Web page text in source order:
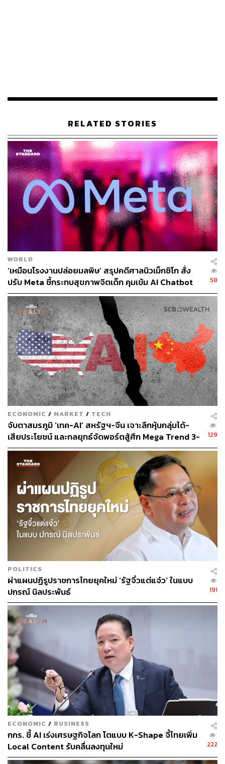
ว่าการเกิดขึ้น​ของ​ปัญญาประดิษฐ์​ และความก้าวหน้าของ​
เชิง​ อีกทั้งยังคาดว่าปี 2040 จะเกิดปรากฏการณ์ที่เรียกว่า​
‘Singularity’ อันเป็นจุดพลิก​ประวัติศาสตร์ของมนุษยชาติ
เพราะปัญญาประดิษฐ์จะเก่งกว่ามนุษย์​
3. กระแส​ค​วามเป็นใหญ่ของ​เงิน​ทุ​น (Financialization)​
ยุคปัจจุบันเทคโนโลยีเป็นแกนกลางการขับเคลื่อนของ
เศรษฐกิจและสังคม เครือข่ายอินเทอร์เน็ต กลายเป็นปัจจัยพื้น
ฐานของคนสมัยใหม่ไปเรียบร้อยแล้ว เรากำลังจะเข้าไปสู่ยุค
ของ IoT: Internet of Things ที่ทุกอยากจะถูกเชื่อมต่อเข้ากับ
ระบบกลางที่เรียกว่า ​Cloud
คนส่วนใหญ่จะไม่รู้เลยว่าเทคโนโลยีในโลกสมัยใหม่ทำงาน
ยังไง เทคโนโลยีจะ​กลายเป็นเหมือนพระเจ้าองค์ใหม่ที่คน
บูชาและ​ต้อง​พึ่ง​พิง​ ยุคนี้ที่จะถูกขับเคลื่อนด้วยเทคโนโลยีหลัก
3 ตัว ได้แก่
ปัญญาประดิษฐ์ (AI)
เทคโนโลยีวัสดุนาโน (Nanotechnology)
เทคโนโลยีชีวภาพ (Biotechnology)
โดยคนจะมีอายุมากขึ้น เก่งขึ้น ด้วยการใช้เทคโนโลยีมาช่วย
ระบบคอมพิวเตอร์จะถูกฝัง​อยู่ในวัสดุอุปกรณ์เกือบทุกอย่าง​ใน
ชีวิตประจำวันของ​พวกเรา ​โดย Financialization หรือ ‘เงิน’
จะเข้ามามีบทบาทมากขึ้นในโลกสมัยใหม่
การคิดค้นเงินเคยเป็นตัวเปลี่ยน​อารยธรรมของมนุษย์​ โลกาภิ
วัตน์​และเทคโนโลยีทางการเงิน​ ทำให้เงินกลับมาเป็น​ตัวขับ
เคลื่อนโลกในด้านต่างๆ อย่าง​มากมาย​ เมื่อก่อน​เราต้อง​
ทำงาน​เพื่อแลกเงิน​ แต่ตอนนี้​เงินสามารถสร้าง​เงิน​ได้โดยไม่
ต้อง​สร้าง​มูลค่าจริง​ทางเศรษฐกิจเลย​ แถมยัง​เคลื่อนย้ายได้
อย่างรวดเร็ว ซึ่งเงินจะค่อยๆ พัฒนารูปแบบเป็นดิจิทัลมากขึ้น
และคนรวยคนจนจะยิ่ง​มีช่องว่างมากขึ้น​
3 กระแสหลักของโลกที่ได้กล่าวมาข้างต้นได้สร้าง
ปรากฏการณ์ทางเศรษฐกิจและสังคมในโลกสมัยใหม่​ที่เรียก
V: volatility = ความผันผวน รวดเร็วรุนแรง
U: uncertainty = ความไม่แน่นอน คาดเดาไม่ได้
C: complexity = ความซับซ้อน เข้าใจยาก
A: ambiguity = ความกำกวม ไม่ชัดเจน
RELATED STORIES
WORLD
‘เหมือนโรงงานปล่อยมลพิษ’ สรุปคดีศาลนิวเม็กซิโก สั่ง
ปรับ Meta ชี้กระทบสุขภาพจิตเด็ก คุมเข้ม AI Chatbot
58
ECONOMIC / MARKET / TECH
จับตาสมรภูมิ ‘เทค-AI’ สหรัฐฯ-จีน เจาะลึกหุ้นกลุ่มได้-
เสียประโยชน์ และกลยุทธ์จัดพอร์ตสู้ศึก Mega Trend 3-
5 ปีข้างหน้า
129
POLITICS
ผ่าแผนปฏิรูปราชการไทยยุคใหม่ ‘รัฐจิ๋วแต่แจ๋ว’ ในแบบ
ปกรณ์ นิลประพันธ์
191
ECONOMIC / BUSINESS
กกร. ชี้ AI เร่งเศรษฐกิจโลก โตแบบ K-Shape จี้ไทยเพิ่ม
Local Content รับคลื่นลงทุนใหม่
222